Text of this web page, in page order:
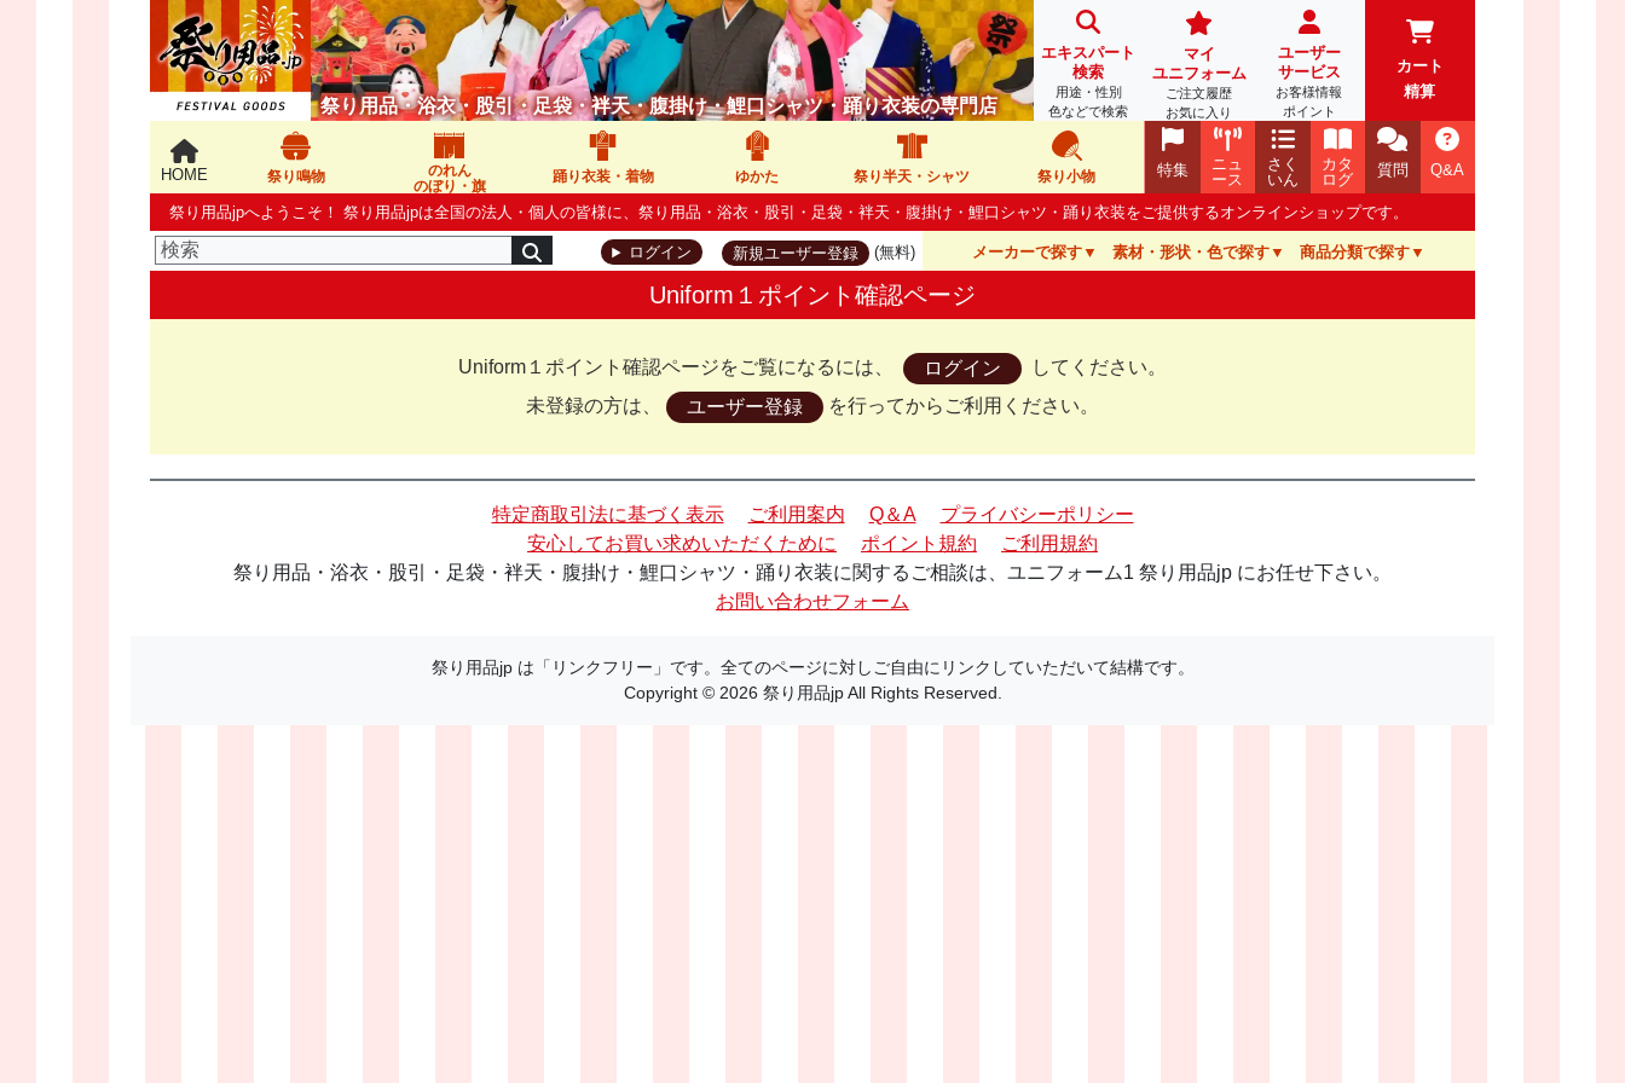
祭り用品・浴衣・股引・足袋・袢天・腹掛け・鯉口シャツ・踊り衣装の専門店
エキスパート
検索
用途・性別
色などで検索
マイ
ユニフォーム
ご注文履歴
お気に入り
ユーザー
サービス
お客様情報
ポイント
カート
精算
HOME 祭り鳴物
のれん
のぼり・旗
踊り衣装・着物 ゆかた 祭り半天・シャツ 祭り小物 Q&A
質問
カタ
ログ
さく
いん
ニュ
ース
特集
祭り用品jpへようこそ！ 祭り用品jpは全国の法人・個人の皆様に、祭り用品・浴衣・股引・足袋・袢天・腹掛け・鯉口シャツ・踊り衣装をご提供するオンラインショップです。
ログイン 新規ユーザー登録 (無料) メーカーで探す 素材・形状・色で探す 商品分類で探す
Uniform１ポイント確認ページ
Uniform１ポイント確認ページをご覧になるには、 ログイン
してください。
未登録の方は、
ユーザー登録 を行ってからご利用ください。
特定商取引法に基づく表示 ご利用案内 Q＆A
プライバシーポリシー
安心してお買い求めいただくために
ポイント規約
ご利用規約
祭り用品・浴衣・股引・足袋・袢天・腹掛け・鯉口シャツ・踊り衣装に関するご相談は、ユニフォーム1 祭り用品jp にお任せ下さい。
お問い合わせフォーム
祭り用品jp は「リンクフリー」です。全てのページに対しご自由にリンクしていただいて結構です。
Copyright © 2026 祭り用品jp All Rights Reserved.